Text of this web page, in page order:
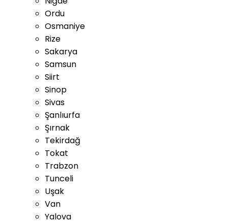
Ordu
Osmaniye
Rize
Sakarya
Samsun
Siirt
Sinop
Sivas
Şanlıurfa
Şırnak
Tekirdağ
Tokat
Trabzon
Tunceli
Uşak
Van
Yalova